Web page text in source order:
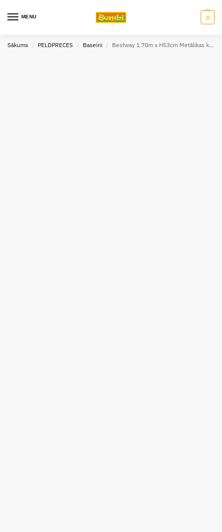
MENU 0
Sākums / PELDPRECES / Baseini / Bestway 1.70m x H53cm Metālikas krāsas 3 riņķu peldbaseins